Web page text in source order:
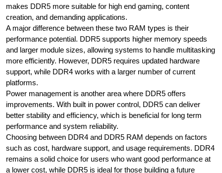
makes DDR5 more suitable for high end gaming, content
creation, and demanding applications.
A major difference between these two RAM types is their
performance potential. DDR5 supports higher memory speeds
and larger module sizes, allowing systems to handle multitasking
more efficiently. However, DDR5 requires updated hardware
support, while DDR4 works with a larger number of current
platforms.
Power management is another area where DDR5 offers
improvements. With built in power control, DDR5 can deliver
better stability and efficiency, which is beneficial for long term
performance and system reliability.
Choosing between DDR4 and DDR5 RAM depends on factors
such as cost, hardware support, and usage requirements. DDR4
remains a solid choice for users who want good performance at
a lower cost, while DDR5 is ideal for those building a future